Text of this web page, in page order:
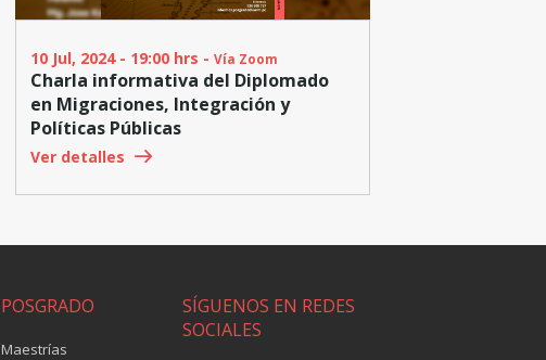
10 Jul, 2024 - 19:00 hrs -Vía Zoom
Charla informativa del Diplomado
en Migraciones, Integración y
Políticas Públicas
Ver detalles
POSGRADO
Maestrías
SÍGUENOS EN REDES
SOCIALES